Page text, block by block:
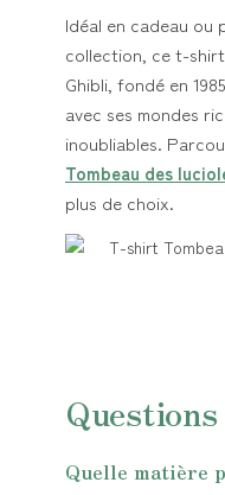
Idéal en cadeau
collection, ce t-
Ghibli, fondé en
avec ses mondes
inoubliables.
Tombeau des
plus de choix.
Quelle matière